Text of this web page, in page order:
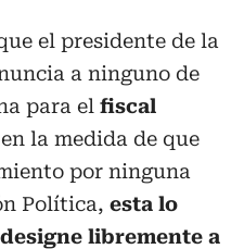
el presidente de la
a ninguno de
para el fiscal
en la medida de que
por ninguna
Política, esta lo
libremente a